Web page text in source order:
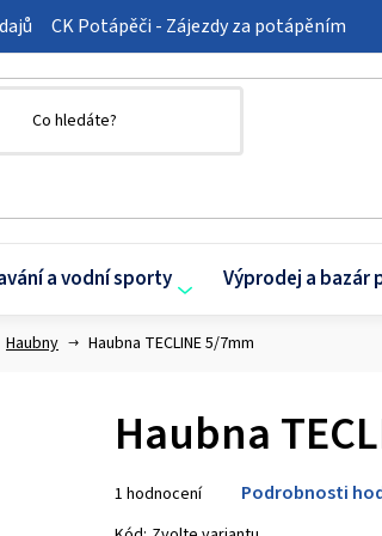
CK Potápěči - Zájezdy za potápěním
a vodní sporty Výprodej a bazár
Haubny Haubna TECLINE 5/7mm
Haubna
hodnocení
1 hodnocení Podrobnosti